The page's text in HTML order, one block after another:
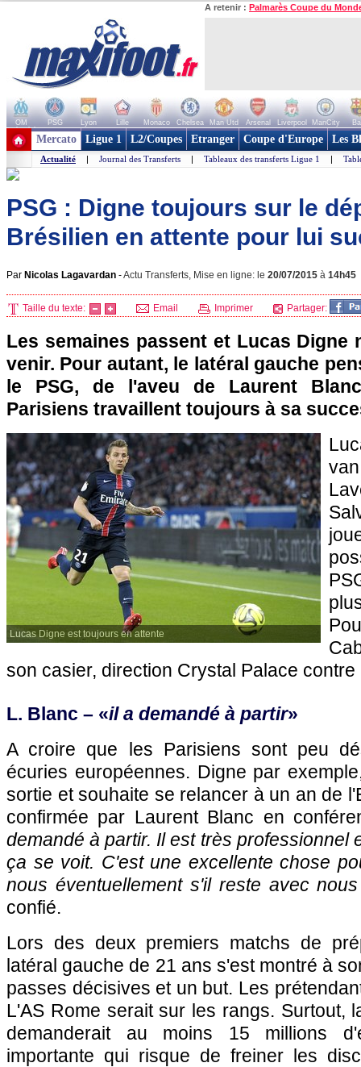
A retenir : Palmarès Coupe du
OM PSG Lyon Lille Monaco Chelsea Man Utd Arsenal Liverpool ManCity
+ de clubs
Mercato Ligue 1 L2/Coupes Etranger Coupe d'Europe Les
Actualité | Journal des Transferts | Tableaux des transferts Ligue 1 |
PSG : Digne toujours sur le
Brésilien en attente pour lui
Par Nicolas Lagavardan -Actu Transferts, Mise en ligne: le 20/07/2015 à 14h45
Taille du texte: Email Imprimer Partager:
Les semaines passent et Lucas Digne
venir. Pour autant, le latéral gauche
le PSG, de l'aveu de Laurent
Parisiens travaillent toujours à sa
Lucas Digne est toujours en attente
son casier, direction Crystal Palace
L. Blanc – «il a demandé à partir»
A croire que les Parisiens sont peu
écuries européennes. Digne par
sortie et souhaite se relancer à un an de
confirmée par Laurent Blanc en
demandé à partir. Il est très professionnel
ça se voit. C'est une excellente chose
nous éventuellement s'il reste avec
confié.
Lors des deux premiers matchs de
latéral gauche de 21 ans s'est montré à
passes décisives et un but. Les
L'AS Rome serait sur les rangs. Surtout,
demanderait au moins 15 millions
importante qui risque de freiner les